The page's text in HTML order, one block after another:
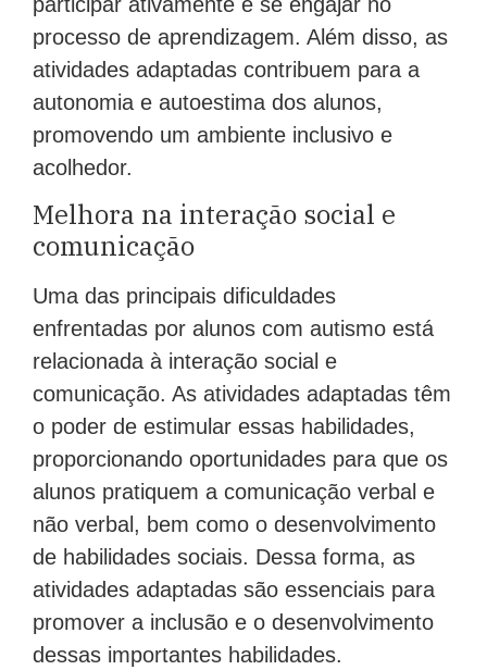
processo de aprendizagem. Além disso, as
atividades adaptadas contribuem para a
autonomia e autoestima dos alunos,
promovendo um ambiente inclusivo e
acolhedor.
Melhora na interação social e
comunicação
Uma das principais dificuldades
enfrentadas por alunos com autismo está
relacionada à interação social e
comunicação. As atividades adaptadas têm
o poder de estimular essas habilidades,
proporcionando oportunidades para que os
alunos pratiquem a comunicação verbal e
não verbal, bem como o desenvolvimento
de habilidades sociais. Dessa forma, as
atividades adaptadas são essenciais para
promover a inclusão e o desenvolvimento
dessas importantes habilidades.